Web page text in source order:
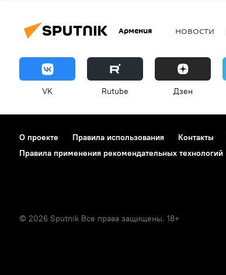
Армения НОВОСТИ
VK Rutube Дзен
О проекте Правила использования Контакты
Правила применения рекомендательных технологий
© 2026 Sputnik Все права защищены. 18+